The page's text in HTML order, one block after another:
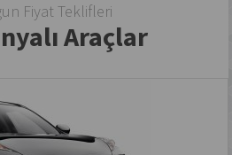
Fiyat Teklifleri
Araçlar